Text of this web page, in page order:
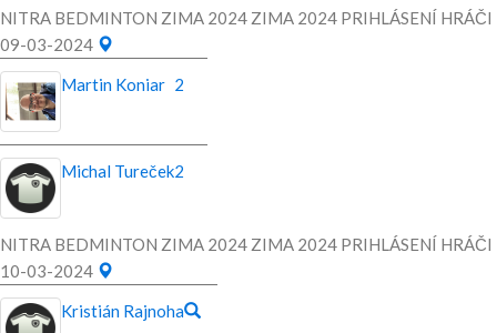
NITRA BEDMINTON ZIMA 2024 ZIMA 2024 PRIHLÁSENÍ HRÁČI
09-03-2024
Martin Koniar 2
Michal Tureček2
NITRA BEDMINTON ZIMA 2024 ZIMA 2024 PRIHLÁSENÍ HRÁČI
10-03-2024
Kristián Rajnoha